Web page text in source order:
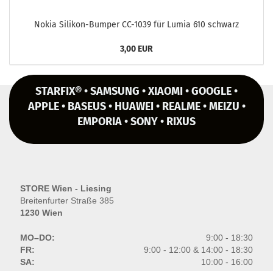
Nokia Silikon-​Bumper CC-​1039 für Lumia 610 schwarz
3,00 EUR
STARFIX® • SAMSUNG • XIAOMI • GOOGLE •
APPLE • BASEUS • HUAWEI • REALME • MEIZU •
EMPORIA • SONY • RIXUS
STORE Wien - Liesing
Breitenfurter Straße 385
1230 Wien
MO–DO:
9:00 - 18:30
FR:
9:00 - 12:00 & 14:00 - 18:30
SA:
10:00 - 16:00